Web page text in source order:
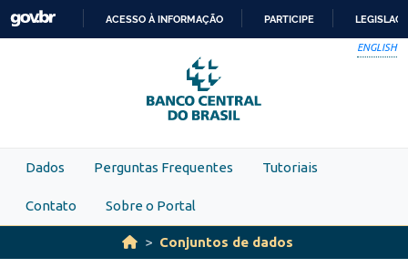
Skip to main content
PARA
O
CONTEÚDO
ACESSO À INFORMAÇÃO PARTICIPE
ENGLISH
Dados Perguntas Frequentes Tutoriais
Contato Sobre o Portal
Conjuntos de dados